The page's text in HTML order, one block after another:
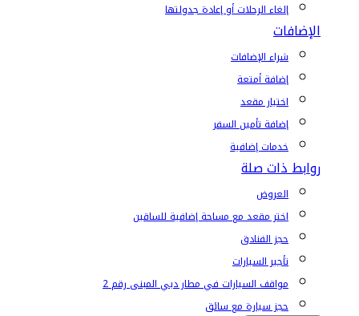
إلغاء الرحلات أو إعادة جدولتها
الإضافات
شراء الإضافات
إضافة أمتعة
اختيار مقعد
إضافة تأمين السفر
خدمات إضافية
روابط ذات صلة
العروض
اختر مقعد مع مساحة إضافية للساقين
حجز الفنادق
تأجير السيارات
مواقف السيارات في مطار دبي المبنى رقم 2
حجز سيارة مع سائق